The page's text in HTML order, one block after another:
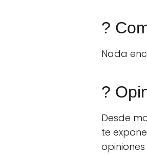
?
Nada
?
Desde
te